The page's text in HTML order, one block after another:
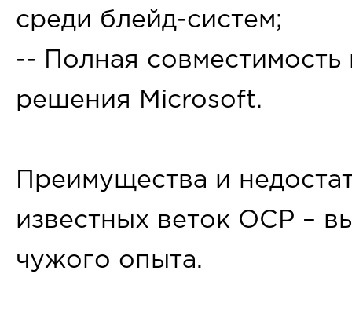
среди блейд-систем;
-- Полная совместимость
решения Microsoft.
Преимущества и
известных веток OCP –
чужого опыта.